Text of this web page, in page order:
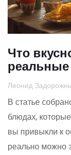
Что
Леонид
В статье
блюдах,
вы привыкли к
реально можно